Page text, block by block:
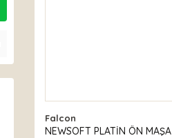
Falcon
NEWSOFT PLATİN ÖN MAŞA